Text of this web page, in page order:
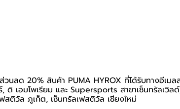
ลด 20% สินค้า PUMA HYROX ที่ได้รับทางอีเมลส
, ดิ เอมโพเรียม และ Supersports สาขาเซ็นทรัลเวิล
สติวัล ภูเก็ต, เซ็นทรัลเฟสติวัล เชียงใหม่